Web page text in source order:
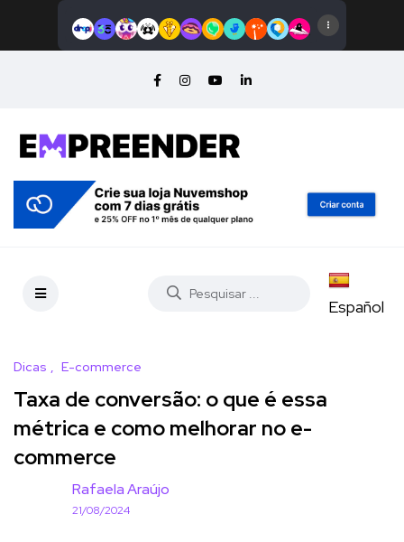
Español
Dicas E-commerce
Taxa de conversão: o que é essa
métrica e como melhorar no e-
commerce
Rafaela Araújo
21/08/2024